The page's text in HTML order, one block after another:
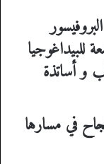
للبيداغوجيا
و أساتذة
في مسارها